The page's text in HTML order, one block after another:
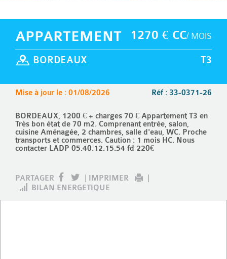
1270 € CC/ MOIS
APPARTEMENT
T3
BORDEAUX
Réf : 33-0371-26
Mise à jour le : 01/08/2026
BORDEAUX, 1200 € + charges 70 € Appartement T3 en
Très bon état de 70 m2. Comprenant entrée, salon,
cuisine Aménagée, 2 chambres, salle d'eau, WC. Proche
transports et commerces. Caution : 1 mois HC. Nous
contacter LADP 05.40.12.15.54 fd 220€
PARTAGER IMPRIMER
BILAN ENERGETIQUE